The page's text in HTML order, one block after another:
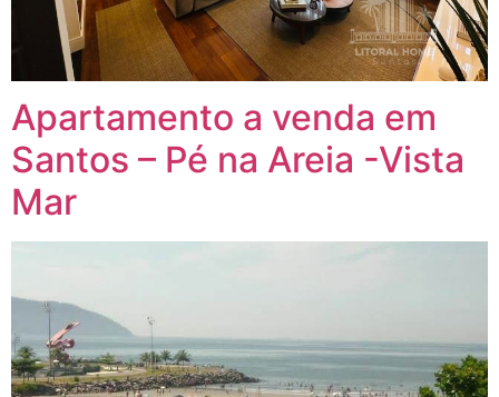
Apartamento a venda em
Santos – Pé na Areia -Vista
Mar